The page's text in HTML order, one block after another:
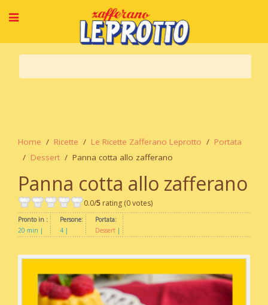
Home Ricette Le Ricette Zafferano Leprotto
Portata
Dessert
Panna cotta allo zafferano
Panna cotta allo zafferano
0.0/5 rating (0 votes)
Pronto in :
20 min
Persone:
4
Portata:
Dessert